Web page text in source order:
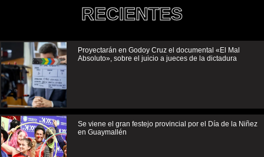
RECIENTES
Proyectarán en Godoy Cruz el documental «El Mal
Absoluto», sobre el juicio a jueces de la dictadura
Se viene el gran festejo provincial por el Día de la Niñez
en Guaymallén